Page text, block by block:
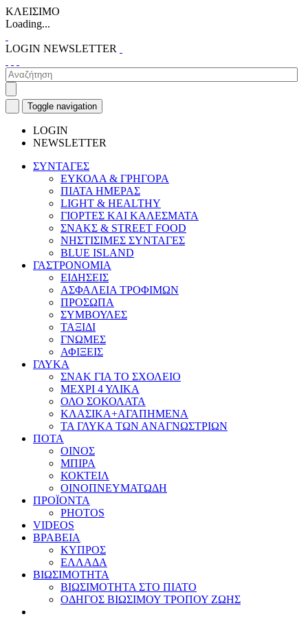
ΚΛΕΙΣΙΜΟ
Loading...
LOGIN NEWSLETTER
Toggle navigation
LOGIN
NEWSLETTER
ΣΥΝΤΑΓΕΣ
ΕΥΚΟΛΑ & ΓΡΗΓΟΡΑ
ΠΙΑΤΑ ΗΜΕΡΑΣ
LIGHT & HEALTHY
ΓΙΟΡΤΕΣ ΚΑΙ ΚΑΛΕΣΜΑΤΑ
ΣΝΑΚΣ & STREET FOOD
ΝΗΣΤΙΣΙΜΕΣ ΣΥΝΤΑΓΕΣ
BLUE ISLAND
ΓΑΣΤΡΟΝΟΜΙΑ
ΕΙΔΗΣΕΙΣ
ΑΣΦΑΛΕΙΑ ΤΡΟΦΙΜΩΝ
ΠΡΟΣΩΠΑ
ΣΥΜΒΟΥΛΕΣ
ΤΑΞΙΔΙ
ΓΝΩΜΕΣ
ΑΦΙΞΕΙΣ
ΓΛΥΚΑ
ΣΝΑΚ ΓΙΑ ΤΟ ΣΧΟΛΕΙΟ
ΜΕΧΡΙ 4 ΥΛΙΚΑ
ΟΛΟ ΣΟΚΟΛΑΤΑ
ΚΛΑΣΙΚΑ+ΑΓΑΠΗΜΕΝΑ
ΤΑ ΓΛΥΚΑ ΤΩΝ ΑΝΑΓΝΩΣΤΡΙΩΝ
ΠΟΤΑ
ΟΙΝΟΣ
ΜΠΙΡΑ
ΚΟΚΤΕΙΛ
ΟΙΝΟΠΝΕΥΜΑΤΩΔΗ
ΠΡΟΪΟΝΤΑ
PHOTOS
VIDEOS
ΒΡΑΒΕΙΑ
ΚΥΠΡΟΣ
ΕΛΛΑΔΑ
ΒΙΩΣΙΜΟΤΗΤΑ
ΒΙΩΣΙΜΟΤΗΤΑ ΣΤΟ ΠΙΑΤΟ
ΟΔΗΓΟΣ ΒΙΩΣΙΜΟΥ ΤΡΟΠΟΥ ΖΩΗΣ